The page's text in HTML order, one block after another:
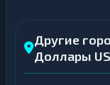
Другие
Доллары